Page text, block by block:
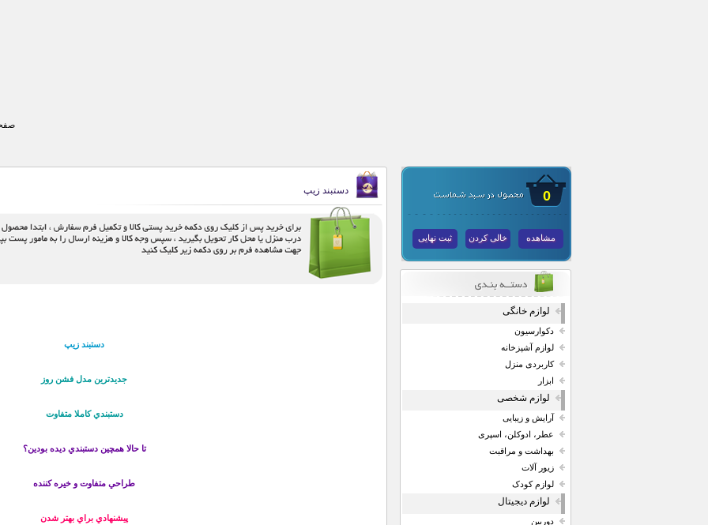
0
مشاهده خالی کردن ثبت نهایی
لوازم خانگی
دکوارسیون
لوازم آشپزخانه
کاربردی منزل
ابزار
لوازم شخصی
آرایش و زیبایی
عطر، ادوکلن، اسپری
بهداشت و مراقبت
زیور آلات
لوازم کودک
لوازم دیجیتال
دوربین
دستبند زیپ
دستبند زیپ
جديدترين مدل فشن روز
دستبندي كاملا متفاوت
تا حالا همچين دستبندي ديده بودين؟
طراحي متفاوت و خيره كننده
پيشنهادي براي بهتر شدن